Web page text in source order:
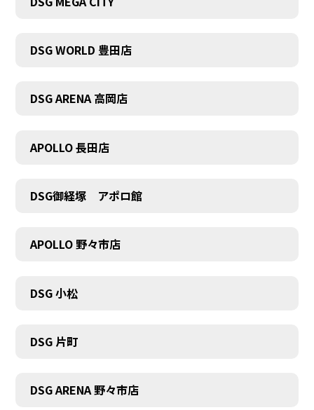
DSG WORLD 豊田店
DSG ARENA 高岡店
APOLLO 長田店
DSG御経塚 アポロ館
APOLLO 野々市店
DSG 小松
DSG 片町
DSG ARENA 野々市店